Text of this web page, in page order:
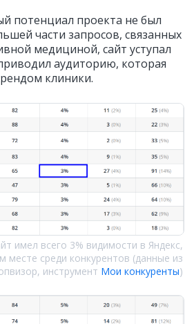
потенциал проекта не был
части запросов, связанных
медициной, сайт уступал
аудиторию, которая
клиники.
имел всего 3% видимости в Яндекс,
месте среди конкурентов (данные из
инструмент Мои конкуренты)